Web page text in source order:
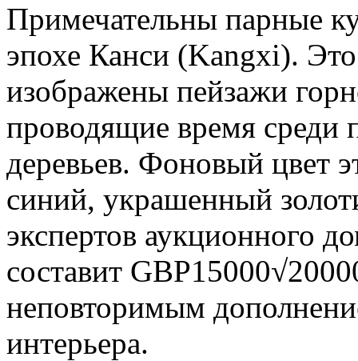
Примечательны парные
эпохе Канси (Kangxi).
изображены пейзажи
проводящие время среди
деревьев. Фоновый цвет
синий, украшенный
экспертов аукционного
составит
неповторимым
интерьера.